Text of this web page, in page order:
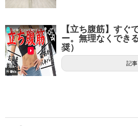
【立ち腹筋】すぐ
ー。無理なくでき
奨）
記